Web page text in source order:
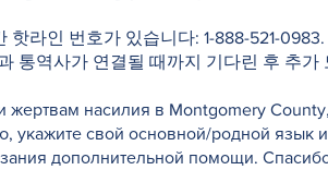
라인 번호가 있습니다: 1-888-521-
통역사가 연결될 때까지 기다린 후 추가
насилия в Montgomery
свой основной/родной язык
дополнительной помощи.